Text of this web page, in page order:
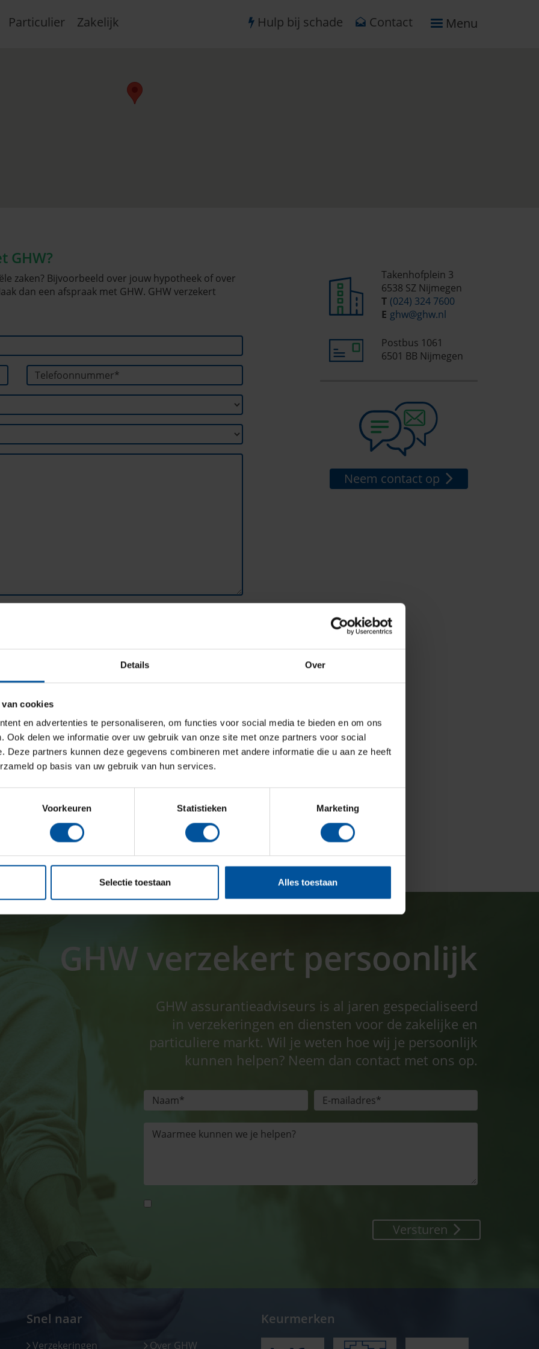
Details Over
cookies
en advertenties te personaliseren, om functies voor social media te bieden en om ons
Ook delen we informatie over uw gebruik van onze site met onze partners voor social
Deze partners kunnen deze gegevens combineren met andere informatie die u aan ze heeft
op basis van uw gebruik van hun services.
Voorkeuren Statistieken Marketing
Selectie toestaan Alles toestaan
Particulier Zakelijk Hulp bij schade Contact Menu
GHW?
zaken? Bijvoorbeeld over jouw hypotheek of over
dan een afspraak met GHW. GHW verzekert
van 8:30 tot 17:00 uur geopend. Telefonisch zijn
Tijdens kantooruren is er geen wachttijd (in het
belt ons tegen het lokale tarief en hebben een
vragen.
en/of nieuwe verzekering dan ontvang je binnen
voor spoedgevallen telefonisch bereikbaar via
mail sturen naar123@ghw.nl
KiFiD aansluitnummer:
300.008240
NL 8215.33.927.B.01
09199020 Centraal Gelderland
Takenhofplein 3
6538 SZ Nijmegen
T (024) 324 7600
E ghw@ghw.nl
Postbus 1061
6501 BB Nijmegen
Neem contact op
GHW verzekert persoonlijk
GHW assurantieadviseurs is al jaren gespecialiseerd
in verzekeringen en diensten voor de zakelijke en
particuliere markt. Wil je weten hoe wij je persoonlijk
kunnen helpen? Neem dan contact met ons op.
Versturen
Snel naar
Verzekeringen Over GHW
Keurmerken